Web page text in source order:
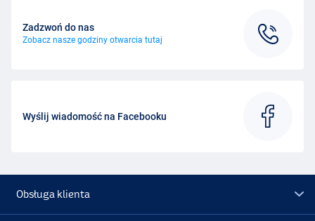
Zadzwoń do nas
Zobacz nasze godziny otwarcia tutaj
Wyślij wiadomość na Facebooku
Obsługa klienta